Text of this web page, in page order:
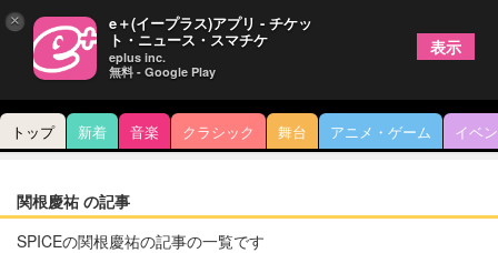
トップ 新着 音楽 クラシック 舞台 アニメ・ゲーム イベ
関根慶祐 の記事
SPICEの関根慶祐の記事の一覧です
× e＋(イープラス)アプリ - チケッ
ト・ニュース・スマチケ
eplus inc.
無料 - Google Play
表示